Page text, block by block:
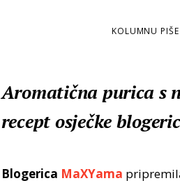
KOLUMNU PIŠE
Aromatična purica s
recept osječke
Blogerica MaXYama